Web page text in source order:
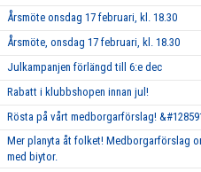
Årsmöte onsdag 17 februari, kl. 18.30
Årsmöte, onsdag 17 februari, kl. 18.30
Julkampanjen förlängd till 6:e dec
Rabatt i klubbshopen innan jul!
Rösta på vårt medborgarförslag!
Mer planyta åt folket! Medborgarförslag
med biytor.